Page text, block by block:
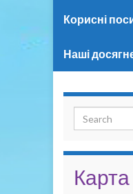
Корисні
Наші
Search for: